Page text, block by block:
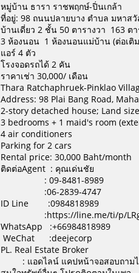
หมู่บ้าน ธารา ราชพฤกษ์-ปิ่นเกล้า
ที่อยู่: 98 ถนนปลายบาง ตำบล มหาส
บ้านเดี่ยว 2 ชั้น 50 ตารางวา 163 ตา
3 ห้องนอน 1 ห้องนอนแม่บ้าน (ต่อเติ
แอร์ 4 ตัว
โรงจอดรถได้ 2 คัน
ราคาเช่า 30,000/ เดือน
Thara Ratchaphruek-Pinklao
Address: 98 Plai Bang Road,
2-story detached house; Land
3 bedrooms + 1 maid's room
4 air conditioners
Parking for 2 cars
Rental price: 30,000 Baht/month
ติดต่อAgent : คุณเด่นชัย
: 09-8481-8989
:06-2839-4747
ID Line :0984818989
:https://line.me/ti/p/
WhatsApp :+66984818989
WeChat :deejecorp
PL. Real Estate Broker
: แอดไลน์ แคปหน้าจอสอบถามไ